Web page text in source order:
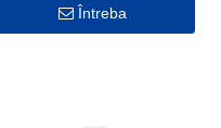
Întreba